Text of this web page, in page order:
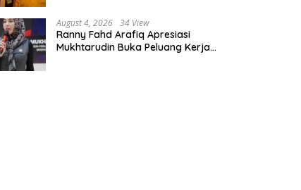
August 4, 2026 34 View
Ranny Fahd Arafiq Apresiasi
Mukhtarudin Buka Peluang Kerja